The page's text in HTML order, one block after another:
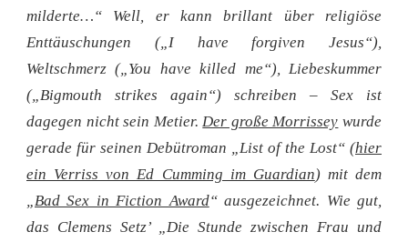
milderte…“ Well, er kann brillant über religiöse
Enttäuschungen („I have forgiven Jesus“),
Weltschmerz („You have killed me“), Liebeskummer
(„Bigmouth strikes again“) schreiben – Sex ist
dagegen nicht sein Metier.Der große Morrissey wurde
gerade für seinen Debütroman „List of the Lost“ (hier
ein Verriss von Ed Cumming im Guardian) mit dem
„Bad Sex in Fiction Award“ ausgezeichnet. Wie gut,
das Clemens Setz’ „Die Stunde zwischen Frau und